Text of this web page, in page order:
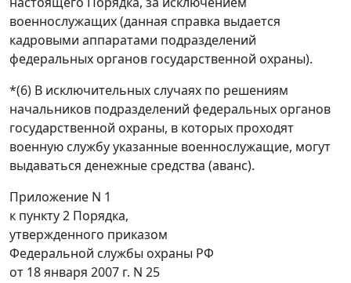
военнослужащих (данная справка выдается
кадровыми аппаратами подразделений
федеральных органов государственной охраны).
*(6) В исключительных случаях по решениям
начальников подразделений федеральных органов
государственной охраны, в которых проходят
военную службу указанные военнослужащие, могут
выдаваться денежные средства (аванс).
Приложение N 1
к пункту 2 Порядка,
утвержденного приказом
Федеральной службы охраны РФ
от 18 января 2007 г. N 25